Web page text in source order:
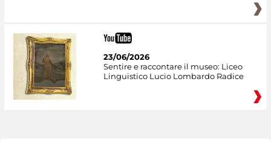
23/06/2026
Sentire e raccontare il museo: Liceo
Linguistico Lucio Lombardo Radice